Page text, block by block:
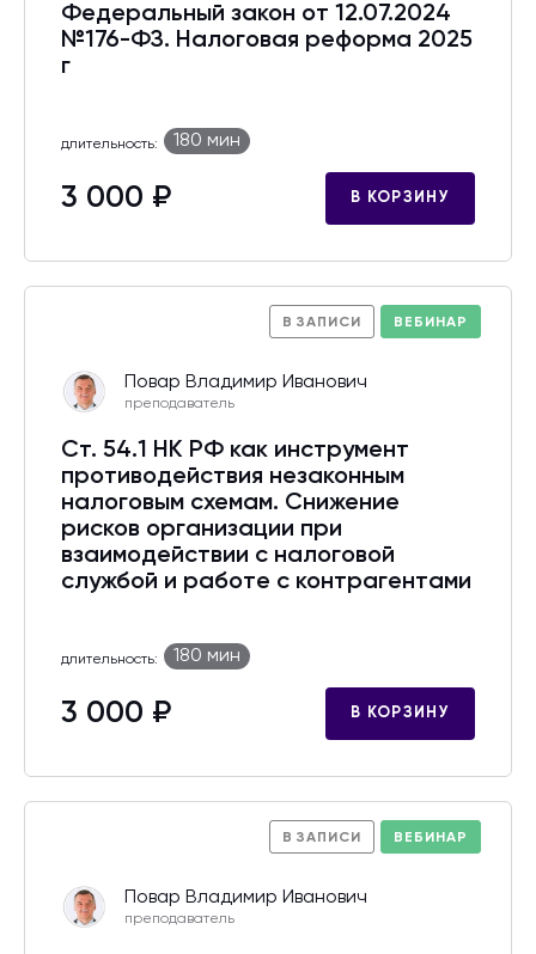
Федеральный закон от 12.07.2024
№176-ФЗ. Налоговая реформа 2025
г
длительность: 180 мин
3 000 ₽ В КОРЗИНУ
В ЗАПИСИ ВЕБИНАР
Повар Владимир Иванович
преподаватель
Ст. 54.1 НК РФ как инструмент
противодействия незаконным
налоговым схемам. Снижение
рисков организации при
взаимодействии с налоговой
службой и работе с контрагентами
длительность: 180 мин
3 000 ₽ В КОРЗИНУ
В ЗАПИСИ ВЕБИНАР
Повар Владимир Иванович
преподаватель